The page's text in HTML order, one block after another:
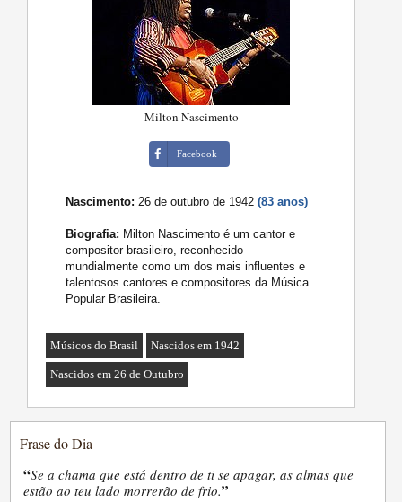
Milton Nascimento
Facebook
Nascimento: 26 de outubro de 1942(83 anos)
Biografia: Milton Nascimento é um cantor e
compositor brasileiro, reconhecido
mundialmente como um dos mais influentes e
talentosos cantores e compositores da Música
Popular Brasileira.
Músicos do Brasil Nascidos em 1942
Nascidos em 26 de Outubro
Frase do Dia
“Se a chama que está dentro de ti se apagar, as almas que
estão ao teu lado morrerão de frio.”